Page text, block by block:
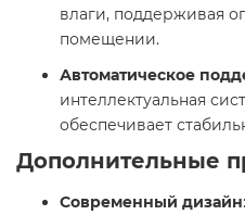
влаги, поддерживая
помещении.​
Автоматическое
интеллектуальная
обеспечивает
Дополнительные
Современный дизайн